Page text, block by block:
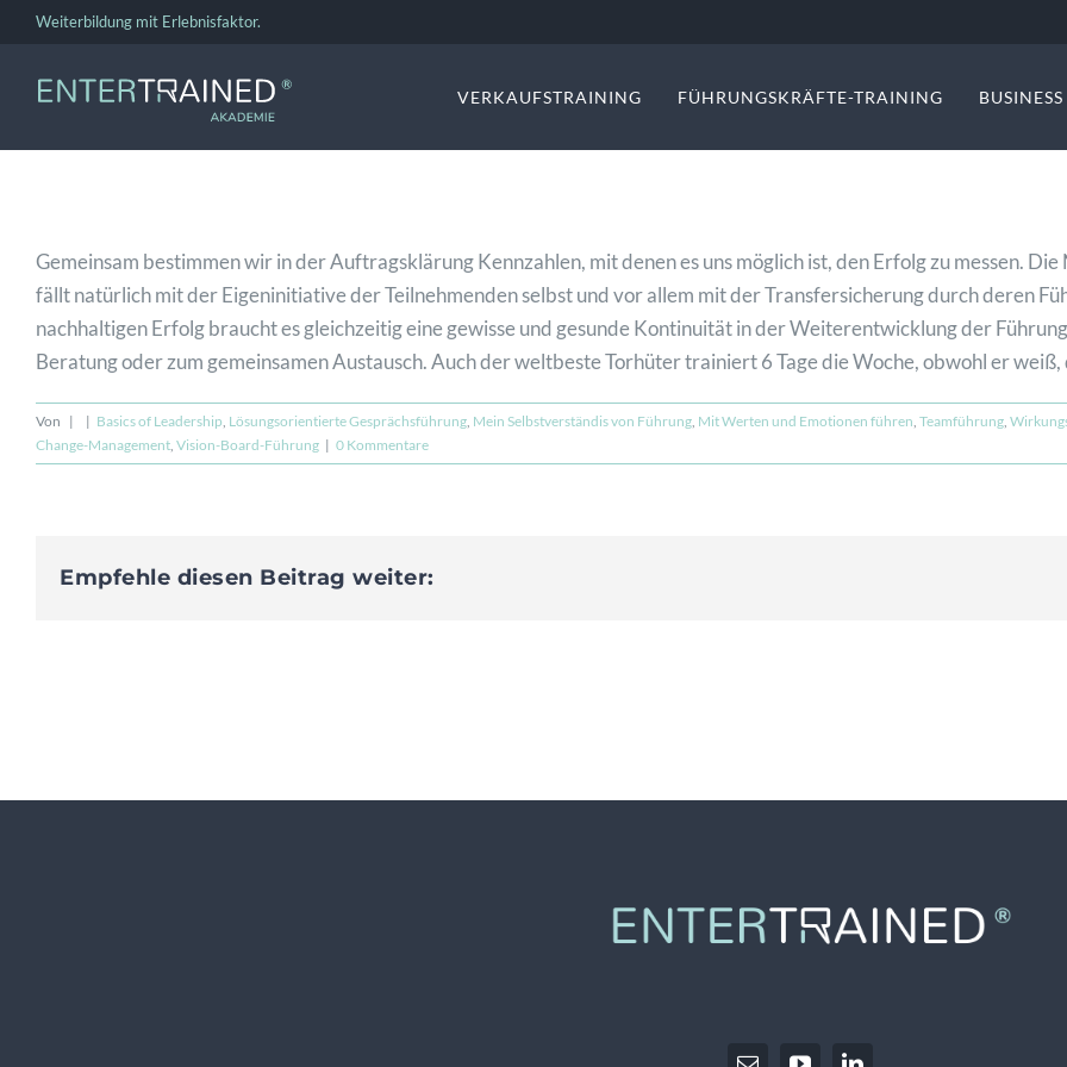
Zum
springen
Weiterbildung mit Erlebnisfaktor.
VERKAUFSTRAINING FÜHRUNGSKRÄFTE-TRAINING
Gemeinsam bestimmen wir in der Auftragsklärung Kennzahlen, mit denen es uns möglich ist, den Erfolg zu messen.
fällt natürlich mit der Eigeninitiative der Teilnehmenden selbst und vor allem mit der Transfersicherung durch deren
nachhaltigen Erfolg braucht es gleichzeitig eine gewisse und gesunde Kontinuität in der Weiterentwicklung der
Beratung oder zum gemeinsamen Austausch. Auch der weltbeste Torhüter trainiert 6 Tage die Woche, obwohl er weiß,
Von | | Basics of Leadership, Lösungsorientierte Gesprächsführung, Mein Selbstverständis von Führung, Mit Werten und Emotionen führen, Teamführung,
Change-Management, Vision-Board-Führung | 0 Kommentare
Empfehle diesen Beitrag weiter: